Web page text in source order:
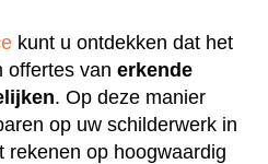
kunt u ontdekken dat het
offertes van erkende
. Op deze manier
op uw schilderwerk in
rekenen op hoogwaardig